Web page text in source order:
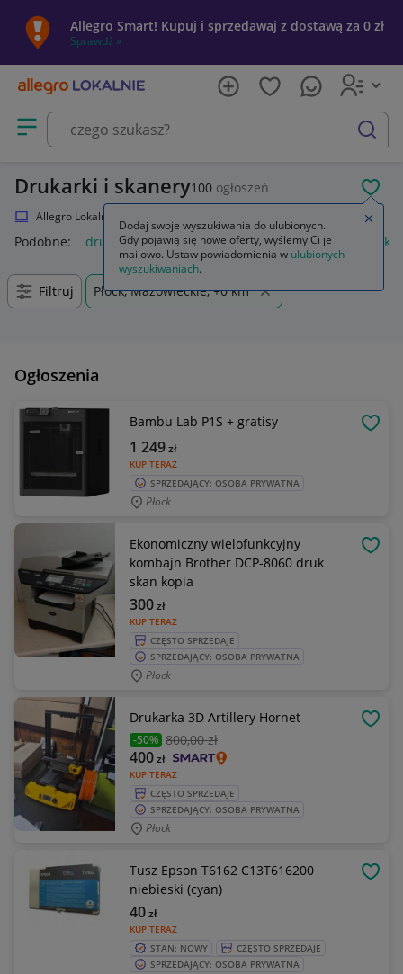
Allegro Smart! Kupuj i sprzedawaj z dostawą za 0 zł
Sprawdź »
Otwórz menu z kategoriami
szukaj
Drukarki i skanery100 ogłoszeń
Allegro Lokalnie
Podobne: drukarka i skaner drukarka i skaner 3d
Filtruj Płock, Mazowieckie, +0 km
Ogłoszenia
Bambu Lab P1S + gratisy
KUP TERAZ
1 249zł
SPRZEDAJĄCY: OSOBA PRYWATNA
Płock
Ekonomiczny wielofunkcyjny
kombajn Brother DCP-8060 druk
skan kopia
KUP TERAZ
300zł
CZĘSTO SPRZEDAJE
SPRZEDAJĄCY: OSOBA PRYWATNA
Płock
Drukarka 3D Artillery Hornet
-50% 800,00 zł
KUP TERAZ
400zł
CZĘSTO SPRZEDAJE
SPRZEDAJĄCY: OSOBA PRYWATNA
Płock
Tusz Epson T6162 C13T616200
niebieski (cyan)
KUP TERAZ
40zł
STAN: NOWY
CZĘSTO SPRZEDAJE
SPRZEDAJĄCY: OSOBA PRYWATNA
Dodaj swoje wyszukiwania do ulubionych.
Gdy pojawią się nowe oferty, wyślemy Ci je
mailowo. Ustaw powiadomienia w ulubionych
wyszukiwaniach.